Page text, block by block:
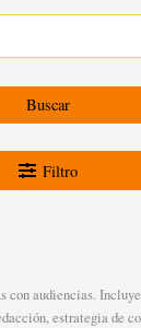
Buscar
Filtro
con audiencias.
estrategia de